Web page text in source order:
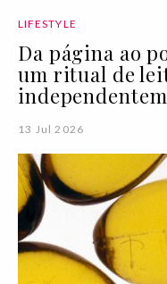
LIFESTYLE
Da página ao
um ritual de
13 Jul 2026